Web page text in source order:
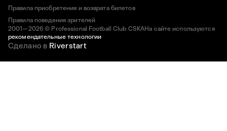
2001—2026 © Professional Football Club CSKAНа сайте используются
рекомендательные технологии
Правила приобретения и возврата билетов
Правила поведения зрителей
Сделано в Riverstart